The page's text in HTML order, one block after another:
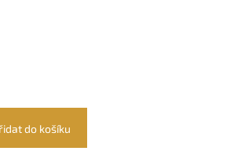
do košíku